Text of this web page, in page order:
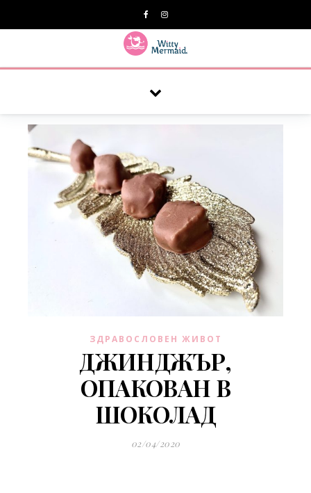
ЗДРАВОСЛОВЕН ЖИВОТ
ДЖИНДЖЪР,
ОПАКОВАН В
ШОКОЛАД
02/04/2020